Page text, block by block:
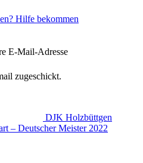
Hilfe bekommen
E-Mail-Adresse
zugeschickt.
DJK Holzbüttgen
– Deutscher Meister 2022